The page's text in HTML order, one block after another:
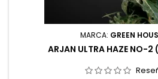
MARCA: GREEN
ARJAN ULTRA HAZE NO-2